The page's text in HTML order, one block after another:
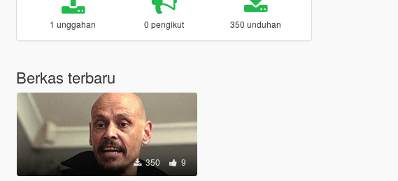
1 unggahan 0 pengikut 350 unduhan
Berkas terbaru
350 9